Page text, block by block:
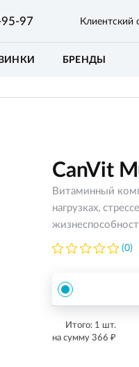
97 Клиентский
БРЕНДЫ
CanVit
Витаминный
нагрузках,
(0)
Итого: 1 шт.
на сумму 366 ₽